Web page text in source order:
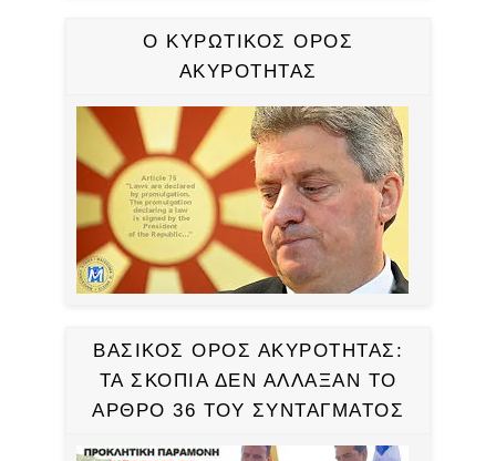
Ο ΚΥΡΩΤΙΚΟΣ ΟΡΟΣ
ΑΚΥΡΟΤΗΤΑΣ
ΒΑΣΙΚΟΣ ΟΡΟΣ ΑΚΥΡΟΤΗΤΑΣ:
ΤΑ ΣΚΟΠΙΑ ΔΕΝ ΑΛΛΑΞΑΝ ΤΟ
ΑΡΘΡΟ 36 ΤΟΥ ΣΥΝΤΑΓΜΑΤΟΣ